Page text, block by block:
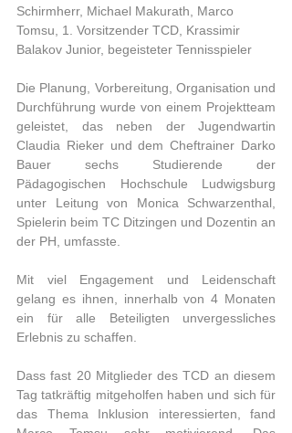
Schirmherr, Michael Makurath, Marco
Tomsu, 1. Vorsitzender TCD, Krassimir
Balakov Junior, begeisteter Tennisspieler
Die Planung, Vorbereitung, Organisation und
Durchführung wurde von einem Projektteam
geleistet, das neben der Jugendwartin
Claudia Rieker und dem Cheftrainer Darko
Bauer sechs Studierende der
Pädagogischen Hochschule Ludwigsburg
unter Leitung von Monica Schwarzenthal,
Spielerin beim TC Ditzingen und Dozentin an
der PH, umfasste.
Mit viel Engagement und Leidenschaft
gelang es ihnen, innerhalb von 4 Monaten
ein für alle Beteiligten unvergessliches
Erlebnis zu schaffen.
Dass fast 20 Mitglieder des TCD an diesem
Tag tatkräftig mitgeholfen haben und sich für
das Thema Inklusion interessierten, fand